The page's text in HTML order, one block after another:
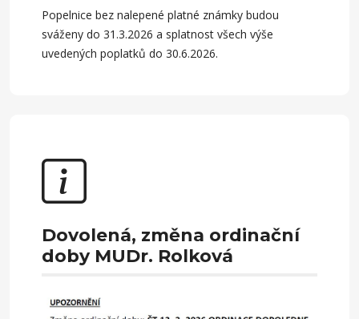
Popelnice bez nalepené platné známky budou
sváženy do 31.3.2026 a splatnost všech výše
uvedených poplatků do 30.6.2026.
Dovolená, změna ordinační
doby MUDr. Rolková